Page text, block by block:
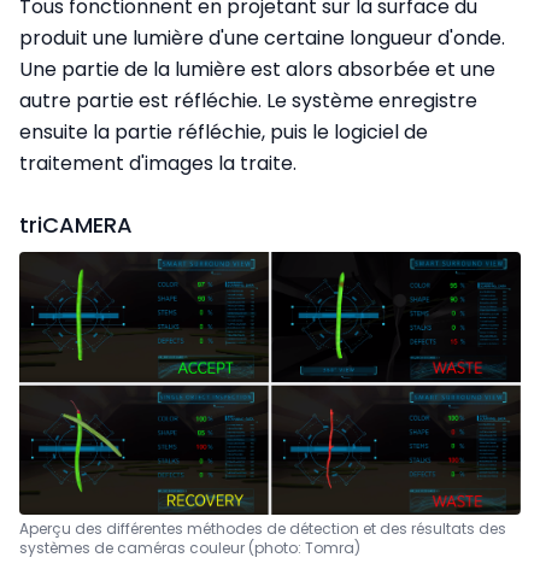
Tous fonctionnent en projetant sur la surface du
produit une lumière d'une certaine longueur d'onde.
Une partie de la lumière est alors absorbée et une
autre partie est réfléchie. Le système enregistre
ensuite la partie réfléchie, puis le logiciel de
traitement d'images la traite.
triCAMERA
Aperçu des différentes méthodes de détection et des résultats des
systèmes de caméras couleur (photo: Tomra)